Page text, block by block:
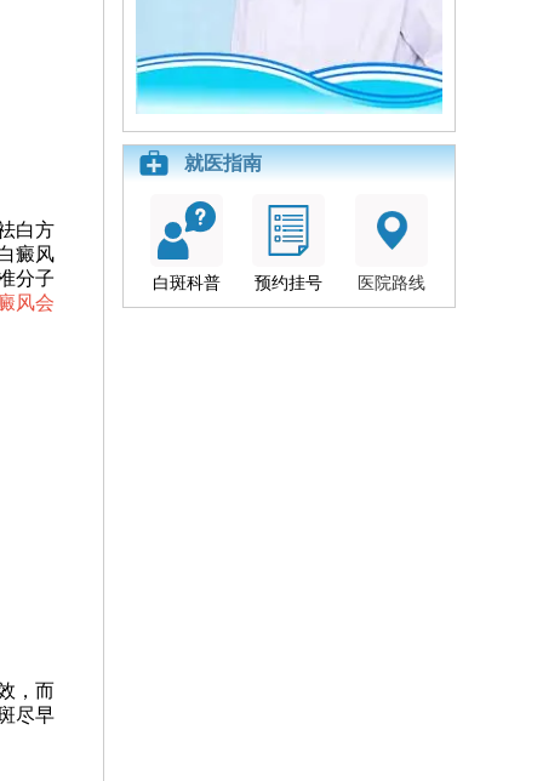
白方
癜风
分子
风会
，而
尽早
就医指南
白斑科普 预约挂号 医院路线